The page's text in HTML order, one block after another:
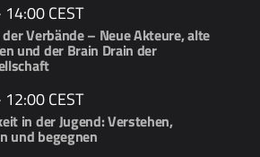
14:00CEST
Verbände – Neue Akteure, alte
und der Brain Drain der
12:00CEST
in der Jugend: Verstehen,
und begegnen